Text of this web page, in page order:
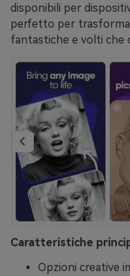
disponibili per
perfetto per
fantastiche e volti che
Caratteristiche
Opzioni creative